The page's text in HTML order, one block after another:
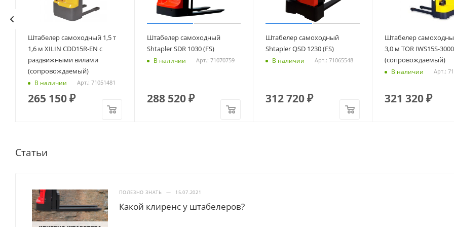
Штабелер самоходный 1,5 т
1,6 м XILIN CDD15R-EN с
раздвижными вилами
(сопровождаемый)
В наличии Арт.: 71051481
265 150₽
Штабелер самоходный
Shtapler SDR 1030 (FS)
В наличии Арт.: 71070759
288 520₽
Штабелер самоходный
Shtapler QSD 1230 (FS)
В наличии Арт.: 71065548
312 720₽
Штабелер
3,0 м TOR IWS15S-3000
(сопровождаемый)
В наличии Арт.:
321 320₽
Статьи
ПОЛЕЗНО ЗНАТЬ — 15.07.2021
Какой клиренс у штабелеров?